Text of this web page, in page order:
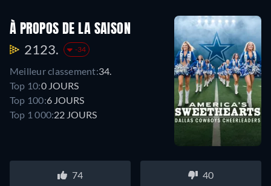
À PROPOS DE LA SAISON
2123. -34
Meilleur classement:34.
Top 10:0 JOURS
Top 100:6 JOURS
Top 1 000:22 JOURS
74 40